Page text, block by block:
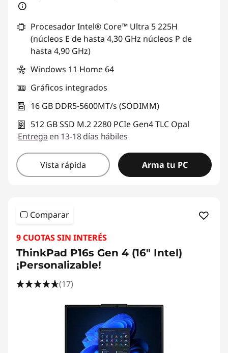
Procesador Intel® Core™ Ultra 5 225H
(núcleos E de hasta 4,30 GHz núcleos P de
hasta 4,90 GHz)
Windows 11 Home 64
Gráficos integrados
16 GB DDR5-5600MT/s (SODIMM)
512 GB SSD M.2 2280 PCIe Gen4 TLC Opal
Entrega en 13-18 días hábiles
Vista rápida Arma tu PC
Comparar
9 CUOTAS SIN INTERÉS
ThinkPad P16s Gen 4 (16" Intel)
¡Personalizable!
(17)